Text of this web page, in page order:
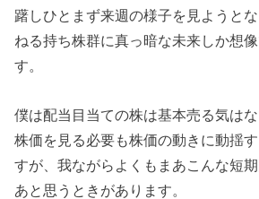
躇しひとまず来週の様子を見ようと
ねる持ち株群に真っ暗な未来しか想
す。
僕は配当目当ての株は基本売る気は
株価を見る必要も株価の動きに動揺
すが、我ながらよくもまあこんな短
あと思うときがあります。